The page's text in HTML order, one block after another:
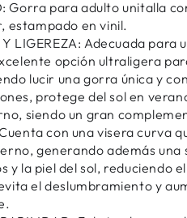
Gorra para adulto unitalla
estampado en vinil.
LIGEREZA: Adecuada para
opción ultraligera
lucir una gorra única y
protege del sol en
siendo un gran
con una visera curva
generando además
y la piel del sol, reduciendo
el deslumbramiento y